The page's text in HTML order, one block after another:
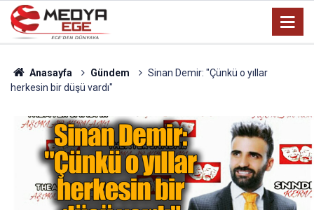
Anasayfa Gündem
Sinan Demir: "Çünkü o yıllar
herkesin bir düşü vardı"